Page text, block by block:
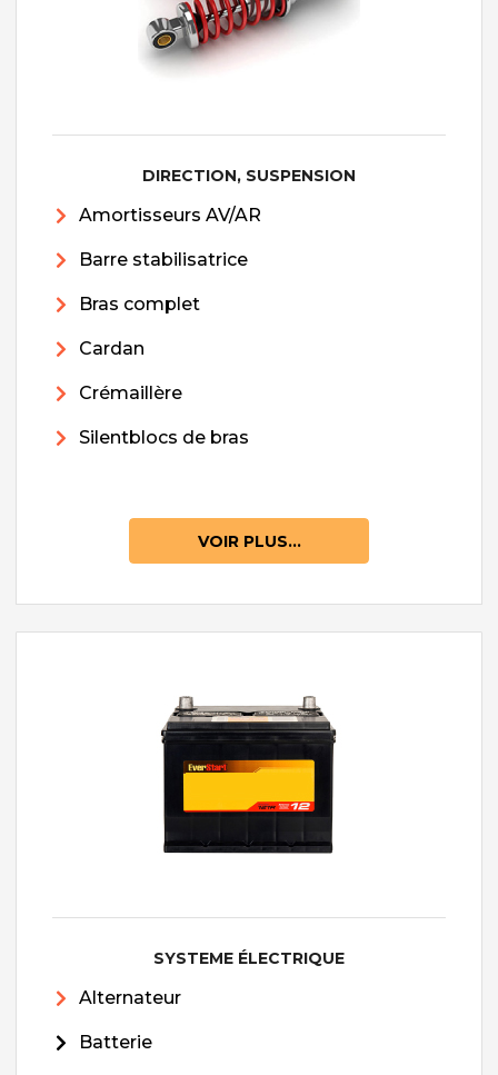
DIRECTION, SUSPENSION
Amortisseurs AV/AR
Barre stabilisatrice
Bras complet
Cardan
Crémaillère
Silentblocs de bras
VOIR PLUS...
SYSTEME ÉLECTRIQUE
Alternateur
Batterie